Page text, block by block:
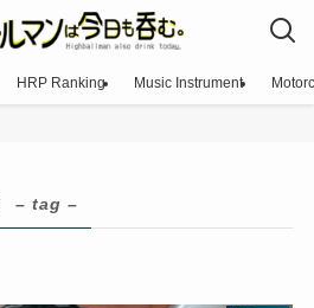
HRP Ranking Music Instrument
– tag –